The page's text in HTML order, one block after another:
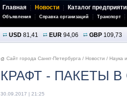
Главная Новости Каталог
Объявления Справка организаций Транспорт
USD 81,41 EUR 94,06 GBP 109,73
Сайт города Санкт-Петербурга / Новости / Наука
КРАФТ - ПАКЕТЫ В
30.09.2017 | 21:25